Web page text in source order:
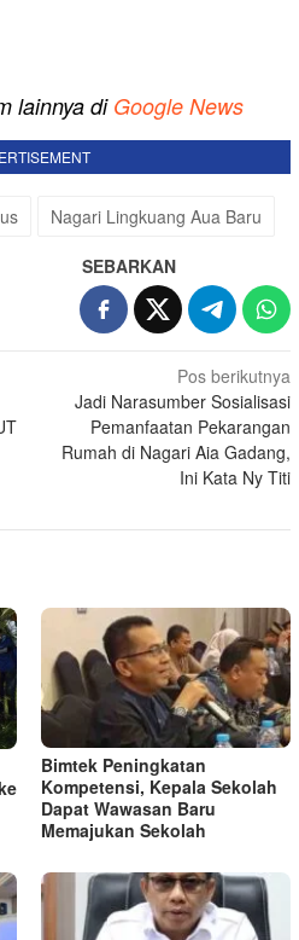
lainnya di Google News
Nagari Lingkuang Aua Baru
SEBARKAN
Pos berikutnya
Jadi Narasumber Sosialisasi
Pemanfaatan Pekarangan
Rumah di Nagari Aia Gadang,
Ini Kata Ny Titi
Bimtek Peningkatan
Kompetensi, Kepala Sekolah
Dapat Wawasan Baru
Memajukan Sekolah